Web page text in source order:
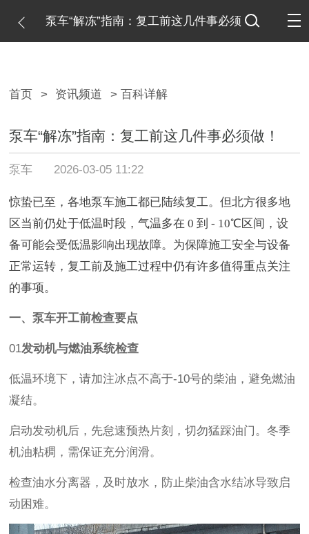
泵车“解冻”指南：复工前这几件事必须
首页 > 资讯频道 > 百科详解
泵车“解冻”指南：复工前这几件事必须做！
泵车 2026-03-05 11:22
惊蛰已至，各地泵车施工都已陆续复工。但北方很多地
区当前仍处于低温时段，气温多在 0 到 - 10℃区间，设
备可能会受低温影响出现故障。为保障施工安全与设备
正常运转，复工前及施工过程中仍有许多值得重点关注
的事项。
一、泵车开工前检查要点
01发动机与燃油系统检查
低温环境下，请加注冰点不高于-10号的柴油，避免燃油
凝结。
启动发动机后，先怠速预热片刻，切勿猛踩油门。冬季
机油粘稠，需保证充分润滑。
检查油水分离器，及时放水，防止柴油含水结冰导致启
动困难。